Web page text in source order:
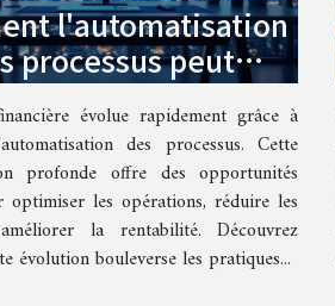
l'automatisation
processus peut
la gestion
financière ?
évolue rapidement grâce à
des processus. Cette
profonde offre des opportunités
optimiser les opérations, réduire les
la rentabilité. Découvrez
évolution bouleverse les pratiques...